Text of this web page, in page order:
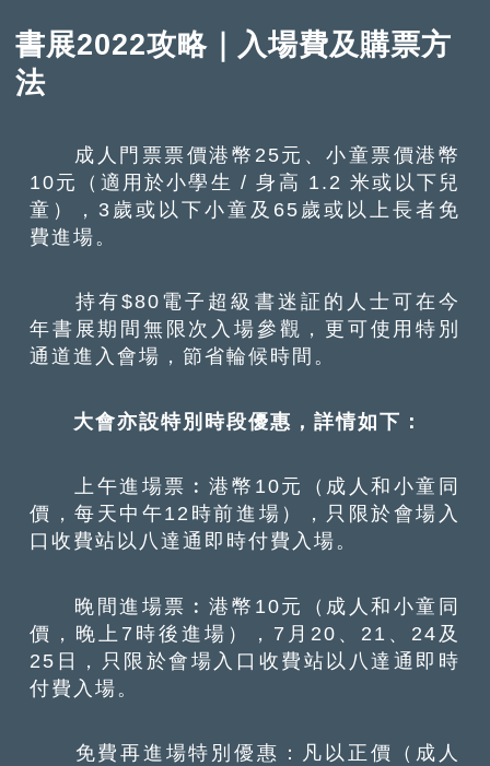
書展2022攻略｜入場費及購票方
法
成人門票票價港幣25元、小童票價港幣
10元（適用於小學生 / 身高 1.2 米或以下兒
童），3歲或以下小童及65歲或以上長者免
費進場。
持有$80電子超級書迷証的人士可在今
年書展期間無限次入場參觀，更可使用特別
通道進入會場，節省輪候時間。
大會亦設特別時段優惠，詳情如下：
上午進場票︰港幣10元（成人和小童同
價，每天中午12時前進場），只限於會場入
口收費站以八達通即時付費入場。
晚間進場票︰港幣10元（成人和小童同
價，晚上7時後進場），7月20、21、24及
25日，只限於會場入口收費站以八達通即時
付費入場。
免費再進場特別優惠：凡以正價（成人